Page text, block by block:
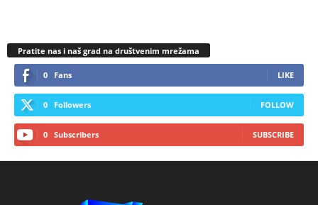
Pratite nas i naš grad na društvenim mrežama
0 Fans LIKE
0 Followers FOLLOW
0 Subscribers SUBSCRIBE